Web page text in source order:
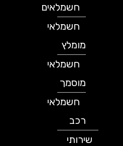
חשמלאים
חשמלאי
מומלץ
חשמלאי
מוסמך
חשמלאי
שירותי